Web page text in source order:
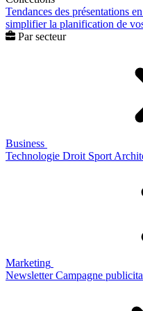
Tendances des présentations
simplifier la planification de
Par secteur
Business
Technologie Droit Sport
Marketing
Newsletter Campagne